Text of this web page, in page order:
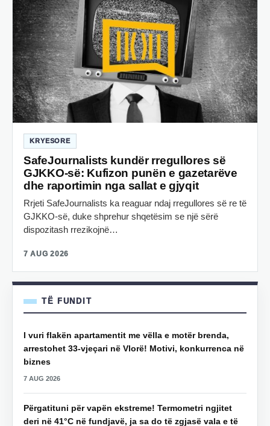
KRYESORE
SafeJournalists kundër rregullores së
GJKKO-së: Kufizon punën e gazetarëve
dhe raportimin nga sallat e gjyqit
Rrjeti SafeJournalists ka reaguar ndaj rregullores së re të
GJKKO-së, duke shprehur shqetësim se një sërë
dispozitash rrezikojnë…
7 AUG 2026
TË FUNDIT
I vuri flakën apartamentit me vëlla e motër brenda,
arrestohet 33-vjeçari në Vlorë! Motivi, konkurrenca në
biznes
7 AUG 2026
Përgatituni për vapën ekstreme! Termometri ngjitet
deri në 41°C në fundjavë, ja sa do të zgjasë vala e të